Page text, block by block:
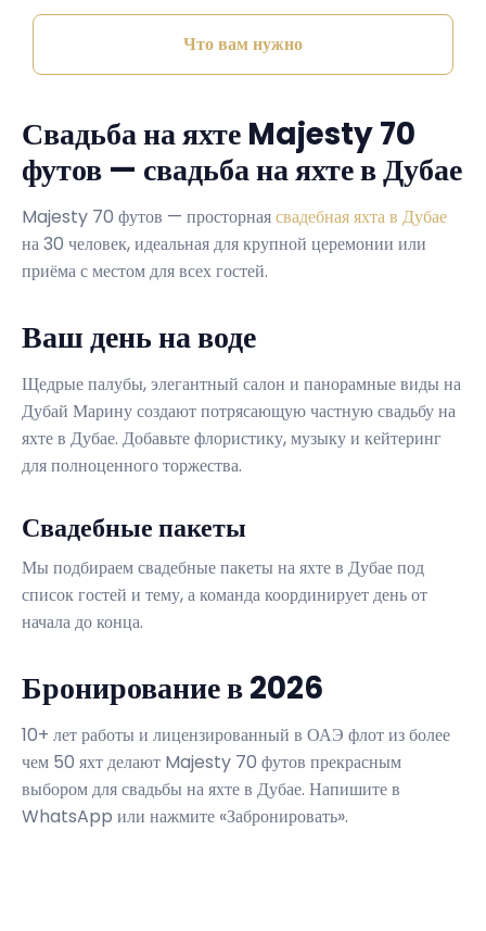
Что вам нужно
Свадьба на яхте Majesty 70
футов — свадьба на яхте в Дубае
Majesty 70 футов — просторнаясвадебная яхта в Дубае
на 30 человек, идеальная для крупной церемонии или
приёма с местом для всех гостей.
Ваш день на воде
Щедрые палубы, элегантный салон и панорамные виды на
Дубай Марину создают потрясающую частную свадьбу на
яхте в Дубае. Добавьте флористику, музыку и кейтеринг
для полноценного торжества.
Свадебные пакеты
Мы подбираем свадебные пакеты на яхте в Дубае под
список гостей и тему, а команда координирует день от
начала до конца.
Бронирование в 2026
10+ лет работы и лицензированный в ОАЭ флот из более
чем 50 яхт делают Majesty 70 футов прекрасным
выбором для свадьбы на яхте в Дубае. Напишите в
WhatsApp или нажмите «Забронировать».